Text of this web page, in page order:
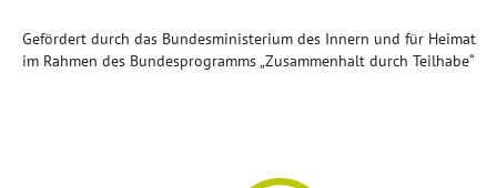
Gefördert durch das Bundesministerium des Innern und für Heimat
im Rahmen des Bundesprogramms „Zusammenhalt durch Teilhabe“